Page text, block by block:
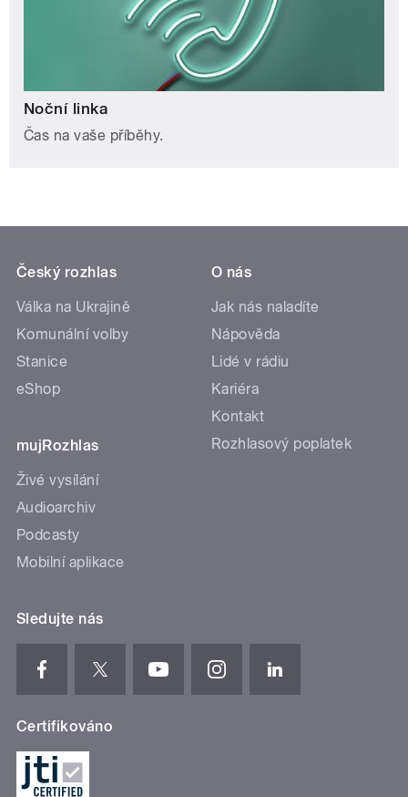
Noční linka
Čas na vaše příběhy.
Český rozhlas
Válka na Ukrajině
Komunální volby
Stanice
eShop
mujRozhlas
Živé vysílání
Audioarchiv
Podcasty
Mobilní aplikace
O nás
Jak nás naladíte
Nápověda
Lidé v rádiu
Kariéra
Kontakt
Rozhlasový poplatek
Sledujte nás
Certifikováno